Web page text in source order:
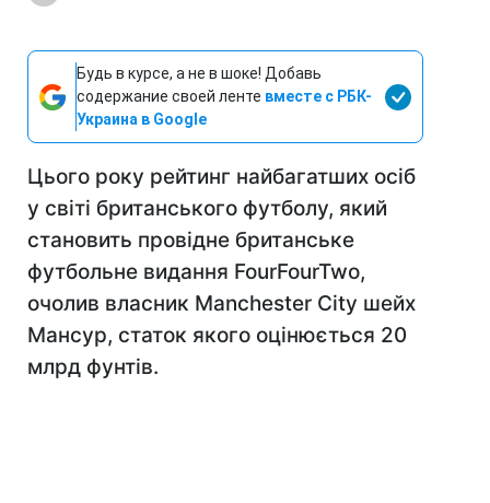
Будь в курсе, а не в шоке! Добавь
содержание своей ленте вместе с РБК-
Украина в Google
Цього року рейтинг найбагатших осіб
у світі британського футболу, який
становить провідне британське
футбольне видання FourFourTwo,
очолив власник Manchester City шейх
Мансур, статок якого оцінюється 20
млрд фунтів.